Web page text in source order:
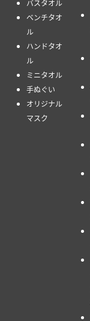
バスタオル
ベンチタオ
ル
ハンドタオ
ル
ミニタオル
手ぬぐい
オリジナル
マスク